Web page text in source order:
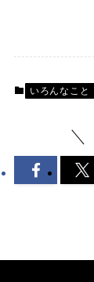
いろんなこと